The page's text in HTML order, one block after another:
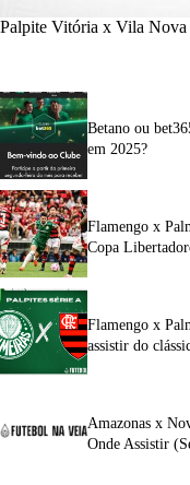
Palpite Vitória x Vila Nova
Betano ou
em 2025?
Flamengo x
Copa
Flamengo x
assistir do
Amazonas x
Onde Assistir